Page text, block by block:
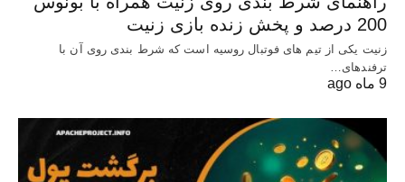
200 درصد و پخش زنده بازی زنیت
زنیت یکی از تیم های فوتبال روسیه است که شرط بندی روی آن با
ترفندهای…
9 ماه ago